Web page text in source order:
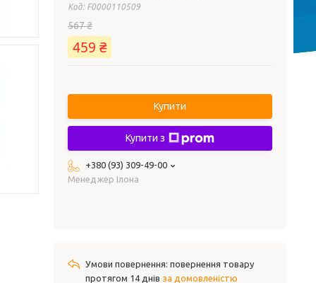
Код: F0000110509
567 ₴
459 ₴
Купити
Купити з
+380 (93) 309-49-00
Менеджер Ілона
повернення товару
протягом 14 днів за домовленістю